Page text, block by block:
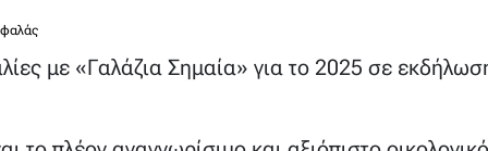
με «Γαλάζια Σημαία» για το 2025 σε